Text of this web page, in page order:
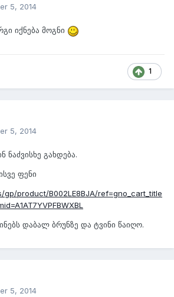
5, 2014
იქნება მოგნი
1
5, 2014
გახდება.
ფენი
gp/product/B002LE8BJA/ref=gno_cart_title
დაბალ ბრუნზე და ტვინი წაიღო.
5, 2014